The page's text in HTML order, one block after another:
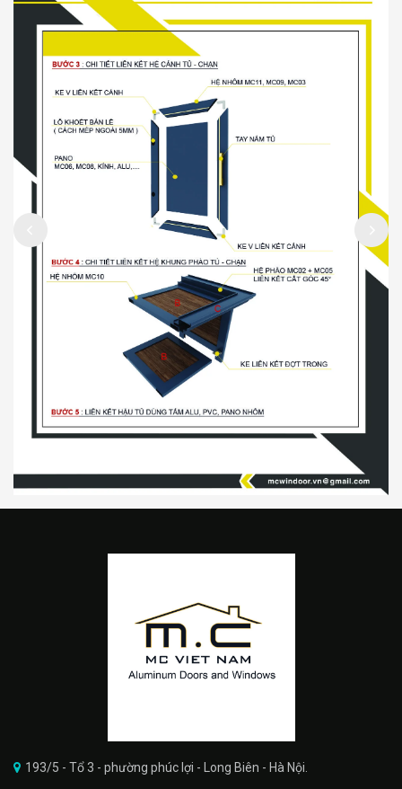
193/5 - Tổ 3 - phường phúc lợi - Long Biên - Hà Nội.